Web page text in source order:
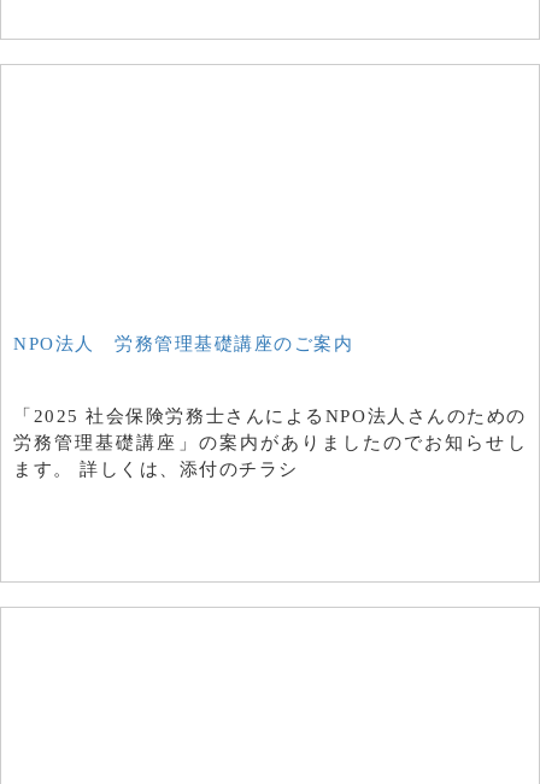
NPO法人 労務管理基礎講座のご案内
「2025 社会保険労務士さんによるNPO法人さんのための
労務管理基礎講座」の案内がありましたのでお知らせし
ます。 詳しくは、添付のチラシ